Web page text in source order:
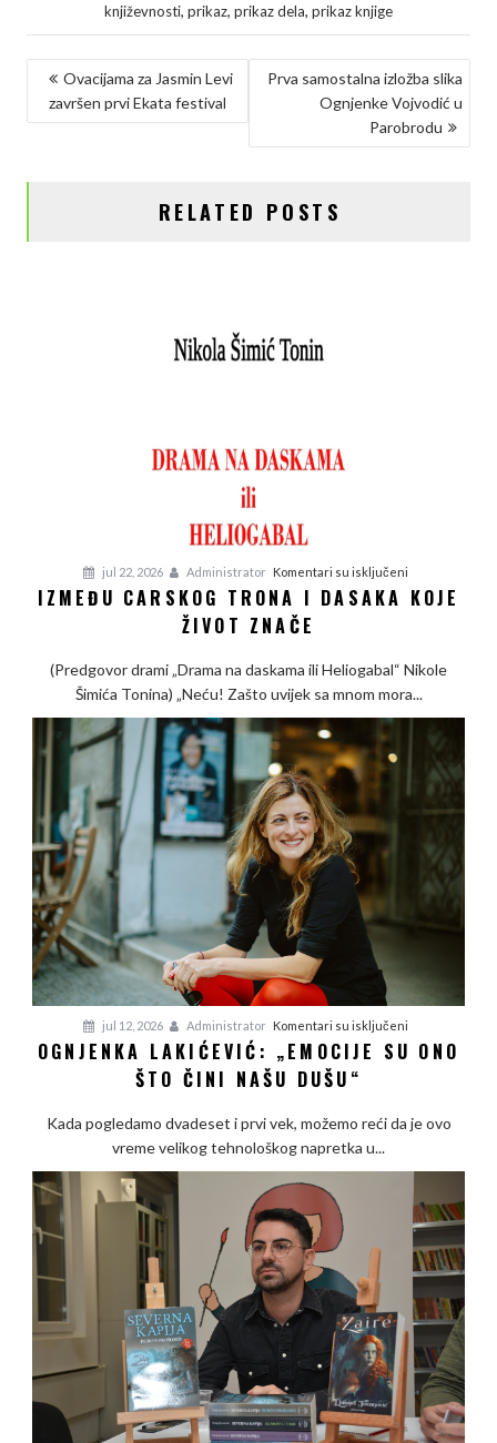
e
b
o
o
t
t
e
r
k
e
d
I
y
L
e
književnosti, prikaz, prikaz dela, prikaz knjige
KRETANJE
ČLANKA
Ovacijama za Jasmin Levi
završen prvi Ekata festival
Prva samostalna izložba slika
Ognjenke Vojvodić u
Parobrodu
RELATED POSTS
jul 22, 2026 Administrator Komentari su isključenina
Između
i
dasaka
koje
znače
IZMEĐU CARSKOG TRONA I DASAKA KOJE
ŽIVOT ZNAČE
(Predgovor drami „Drama na daskama ili Heliogabal“ Nikole
Šimića Tonina) „Neću! Zašto uvijek sa mnom mora...
jul 12, 2026 Administrator Komentari su isključenina
Ognjenka
su
što
našu
dušu“
OGNJENKA LAKIĆEVIĆ: „EMOCIJE SU ONO
ŠTO ČINI NAŠU DUŠU“
Kada pogledamo dvadeset i prvi vek, možemo reći da je ovo
vreme velikog tehnološkog napretka u...